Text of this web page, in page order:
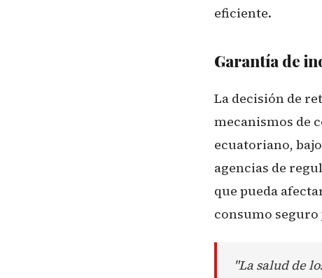
eficiente.
Garantía de
La decisión de
mecanismos de
ecuatoriano,
agencias de
que pueda
consumo
"La salud de